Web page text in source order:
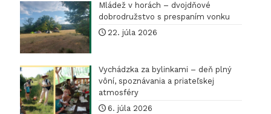
Mládež v horách – dvojdňové
dobrodružstvo s prespaním vonku
22. júla 2026
Vychádzka za bylinkami – deň plný
vôní, spoznávania a priateľskej
atmosféry
6. júla 2026